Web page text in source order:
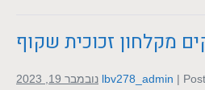
מקלחון זכוכית שקוף
lbv278_admin | נובמבר 19, 2023